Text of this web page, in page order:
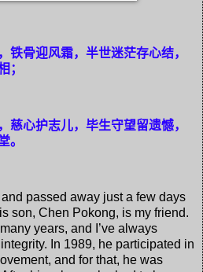
铁骨迎风霜，半世迷茫存心结，
；
慈心护志儿，毕生守望留遗憾，
。
passed away just a few days
son, Chen Pokong, is my friend.
years, and I’ve always
In 1989, he participated in
and for that, he was